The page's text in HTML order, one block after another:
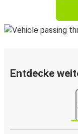
Entdecke